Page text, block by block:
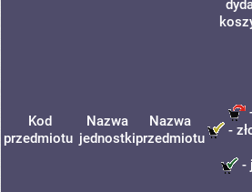
Kod
przedmiotu
Nazwa
jednostki
Nazwa
przedmiotu
-
-